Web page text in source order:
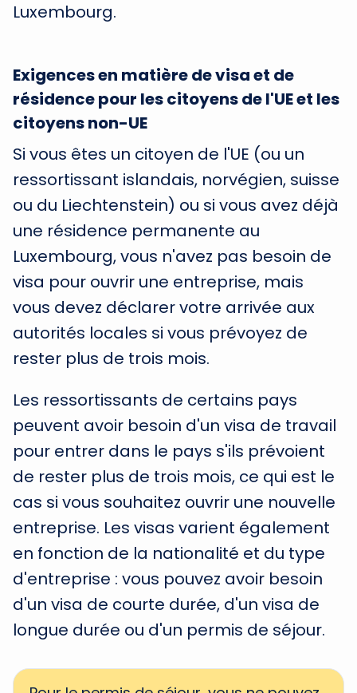
Luxembourg.
Exigences en matière de visa et de
résidence pour les citoyens de l'UE et les
citoyens non-UE
Si vous êtes un citoyen de l'UE (ou un
ressortissant islandais, norvégien, suisse
ou du Liechtenstein) ou si vous avez déjà
une résidence permanente au
Luxembourg, vous n'avez pas besoin de
visa pour ouvrir une entreprise, mais
vous devez déclarer votre arrivée aux
autorités locales si vous prévoyez de
rester plus de trois mois.
Les ressortissants de certains pays
peuvent avoir besoin d'un visa de travail
pour entrer dans le pays s'ils prévoient
de rester plus de trois mois, ce qui est le
cas si vous souhaitez ouvrir une nouvelle
entreprise. Les visas varient également
en fonction de la nationalité et du type
d'entreprise : vous pouvez avoir besoin
d'un visa de courte durée, d'un visa de
longue durée ou d'un permis de séjour.